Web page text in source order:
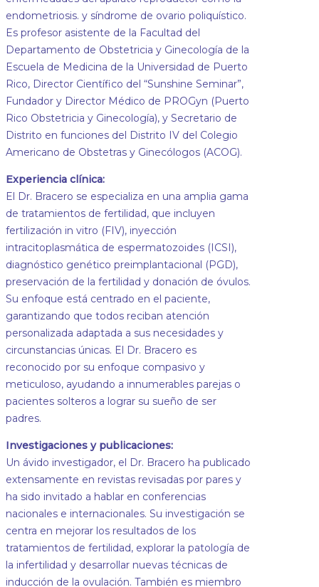
endometriosis. y síndrome de ovario poliquístico.
Es profesor asistente de la Facultad del
Departamento de Obstetricia y Ginecología de la
Escuela de Medicina de la Universidad de Puerto
Rico, Director Científico del “Sunshine Seminar”,
Fundador y Director Médico de PROGyn (Puerto
Rico Obstetricia y Ginecología), y Secretario de
Distrito en funciones del Distrito IV del Colegio
Americano de Obstetras y Ginecólogos (ACOG).
Experiencia clínica:
El Dr. Bracero se especializa en una amplia gama
de tratamientos de fertilidad, que incluyen
fertilización in vitro (FIV), inyección
intracitoplasmática de espermatozoides (ICSI),
diagnóstico genético preimplantacional (PGD),
preservación de la fertilidad y donación de óvulos.
Su enfoque está centrado en el paciente,
garantizando que todos reciban atención
personalizada adaptada a sus necesidades y
circunstancias únicas. El Dr. Bracero es
reconocido por su enfoque compasivo y
meticuloso, ayudando a innumerables parejas o
pacientes solteros a lograr su sueño de ser
padres.
Investigaciones y publicaciones:
Un ávido investigador, el Dr. Bracero ha publicado
extensamente en revistas revisadas por pares y
ha sido invitado a hablar en conferencias
nacionales e internacionales. Su investigación se
centra en mejorar los resultados de los
tratamientos de fertilidad, explorar la patología de
la infertilidad y desarrollar nuevas técnicas de
inducción de la ovulación. También es miembro